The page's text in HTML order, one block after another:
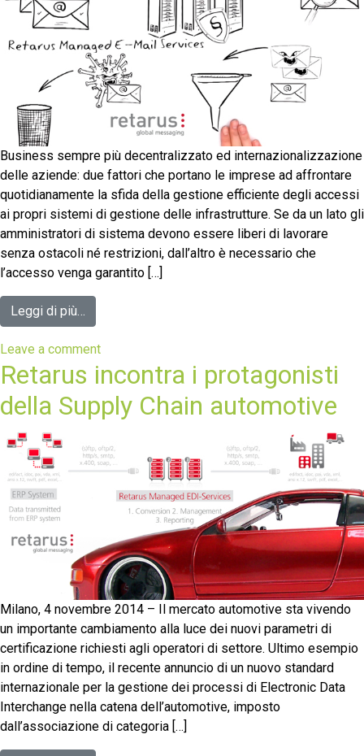
Business sempre più decentralizzato ed internazionalizzazione
delle aziende: due fattori che portano le imprese ad affrontare
quotidianamente la sfida della gestione efficiente degli accessi
ai propri sistemi di gestione delle infrastrutture. Se da un lato gli
amministratori di sistema devono essere liberi di lavorare
senza ostacoli né restrizioni, dall’altro è necessario che
l’accesso venga garantito […]
Leggi di più…
Leave a comment
Retarus incontra i protagonisti
della Supply Chain automotive
Milano, 4 novembre 2014 – Il mercato automotive sta vivendo
un importante cambiamento alla luce dei nuovi parametri di
certificazione richiesti agli operatori di settore. Ultimo esempio
in ordine di tempo, il recente annuncio di un nuovo standard
internazionale per la gestione dei processi di Electronic Data
Interchange nella catena dell’automotive, imposto
dall’associazione di categoria […]